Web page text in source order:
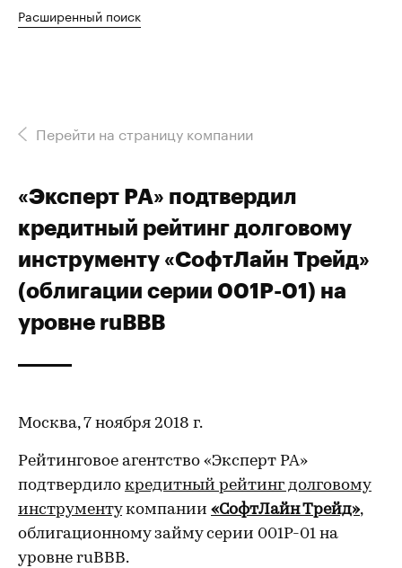
Расширенный поиск
Перейти на страницу компании
«Эксперт РА» подтвердил
кредитный рейтинг долговому
инструменту «СофтЛайн Трейд»
(облигации серии 001P-01) на
уровне ruBBB
Москва, 7 ноября 2018 г.
Рейтинговое агентство «Эксперт РА»
подтвердило кредитный рейтинг долговому
инструментукомпании «СофтЛайн Трейд»,
облигационному займу серии 001P-01 на
уровне ruBBB.